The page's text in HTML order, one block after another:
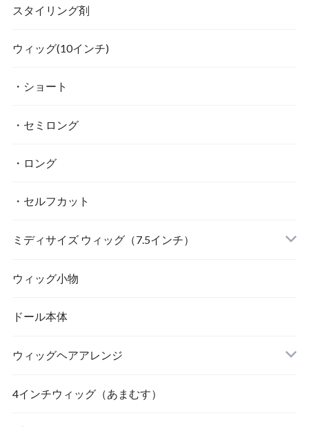
スタイリング剤
ウィッグ(10インチ)
・ショート
・セミロング
・ロング
・セルフカット
ミディサイズ ウィッグ（7.5インチ）
ウィッグ小物
ドール本体
ウィッグヘアアレンジ
4インチウィッグ（あまむす）